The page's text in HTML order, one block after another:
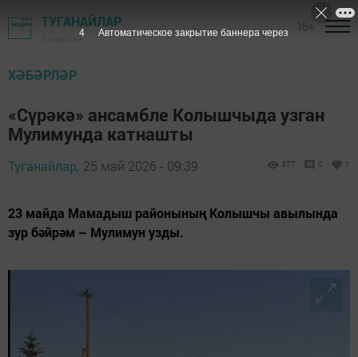
ТУГАНАЙЛАР
ХӘБӘРЛӘР
«Сүрәкә» ансамбле Колышчыда узган
Мулимунда катнашты
Туганайлар, 25 май 2026 - 09:39 377 0 1
23 майда Мамадыш районының Колышчы авылында
зур бәйрәм – Мулимун узды.
3 Автоматическое закрытие баннера через